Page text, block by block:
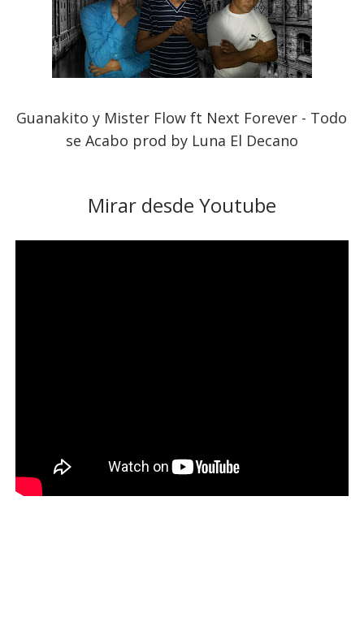
Guanakito y Mister Flow ft Next Forever - Todo
se Acabo prod by Luna El Decano
Mirar desde Youtube